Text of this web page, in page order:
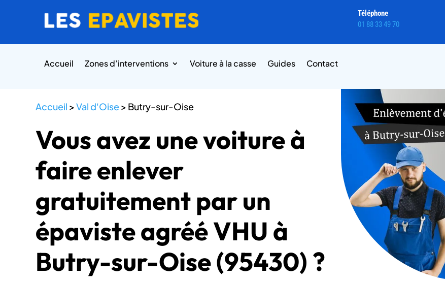
Téléphone
01 88 33 49 70
Accueil Zones d’interventions Voiture à la casse Guides Contact
Accueil >Val d'Oise> Butry-sur-Oise
Vous avez une voiture à
faire enlever
gratuitement par un
épaviste agréé VHU à
Butry-sur-Oise (95430) ?